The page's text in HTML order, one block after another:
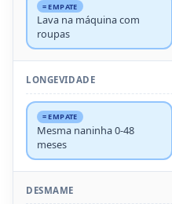
= EMPATE
Lava na máquina com
roupas
LONGEVIDADE
= EMPATE
Mesma naninha 0-48
meses
DESMAME